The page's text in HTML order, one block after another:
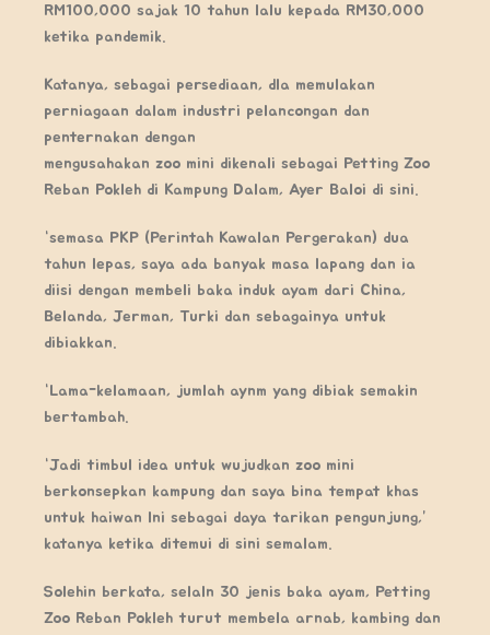
RM100,000 sajak 10 tahun lalu kepada RM30,000
ketika pandemik.
Katanya, sebagai persediaan, dla memulakan
perniagaan dalam industri pelancongan dan
penternakan dengan
mengusahakan zoo mini dikenali sebagai Petting Zoo
Reban Pokleh di Kampung Dalam, Ayer Baloi di sini.
“semasa PKP (Perintah Kawalan Pergerakan) dua
tahun lepas, saya ada banyak masa lapang dan ia
diisi dengan membeli baka induk ayam dari China,
Belanda, Jerman, Turki dan sebagainya untuk
dibiakkan.
“Lama-kelamaan, jumlah aynm yang dibiak semakin
bertambah.
“Jadi timbul idea untuk wujudkan zoo mini
berkonsepkan kampung dan saya bina tempat khas
untuk haiwan lni sebagai daya tarikan pengunjung,”
katanya ketika ditemui di sini semalam.
Solehin berkata, selaln 30 jenis baka ayam, Petting
Zoo Reban Pokleh turut membela arnab, kambing dan